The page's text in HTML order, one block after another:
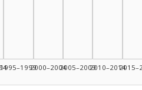
1995–19992000–20042005–20092010–2014